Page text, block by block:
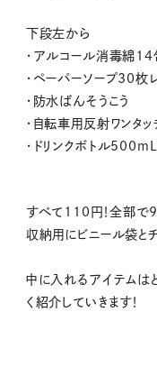
下段左から
・アルコール消毒綿14
・ペーパーソープ30枚
・防水ばんそうこう
・自転車用反射ワンタ
・ドリンクボトル500mL
すべて110円！全部で
収納用にビニール袋と
中に入れるアイテムは
く紹介していきます！